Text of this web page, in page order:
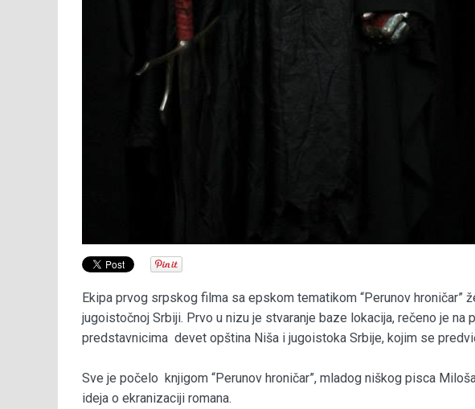
Ekipa prvog srpskog filma sa epskom tematikom “Perunov hroničar”
jugoistočnoj Srbiji. Prvo u nizu je stvaranje baze lokacija, rečeno je na
predstavnicima devet opština Niša i jugoistoka Srbije, kojim se
Sve je počelo knjigom “Perunov hroničar”, mladog niškog pisca
ideja o ekranizaciji romana.